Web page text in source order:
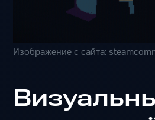
Изображение с сайта: